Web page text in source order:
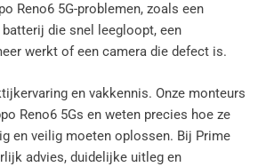
Reno6 5G-problemen, zoals een
die snel leegloopt, een
werkt of een camera die defect is.
en vakkennis. Onze monteurs
Reno6 5Gs en weten precies hoe ze
en veilig moeten oplossen. Bij Prime
advies, duidelijke uitleg en